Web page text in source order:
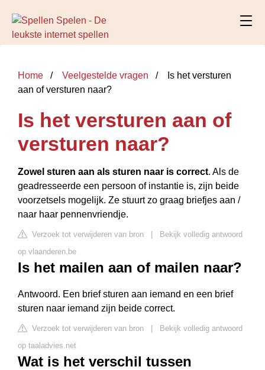
Home Veelgestelde vragen
Is het versturen
aan of versturen naar?
Is het versturen aan of
versturen naar?
Zowel sturen aan als sturen naar is correct. Als de
geadresseerde een persoon of instantie is, zijn beide
voorzetsels mogelijk. Ze stuurt zo graag briefjes aan /
naar haar pennenvriendje.
Verzoek tot verwijderen van bron
Bekijk volledig antwoord
op vlaanderen.be
Is het mailen aan of mailen naar?
Antwoord. Een brief sturen aan iemand en een brief
sturen naar iemand zijn beide correct.
Verzoek tot verwijderen van bron
Bekijk volledig antwoord
op taaladvies.net
Wat is het verschil tussen